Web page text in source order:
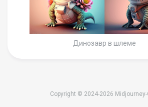
Динозавр в шлеме
Copyright © 2024-2026 Midjourney-